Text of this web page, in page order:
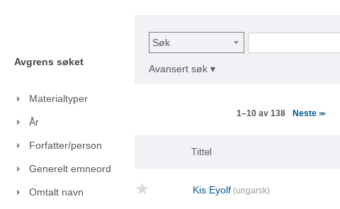
Avgrens søket
Materialtyper
År
Forfatter/person
Generelt emneord
Omtalt navn
Søk
Avansert søk ▾
1–10 av 138 Neste >>
Tittel
Kis Eyolf (ungarsk)